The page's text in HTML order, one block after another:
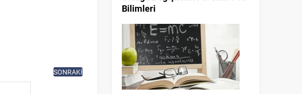
SONRAKİ
Bilimleri